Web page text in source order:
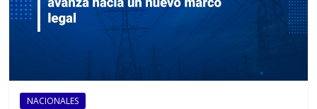
NACIONALES